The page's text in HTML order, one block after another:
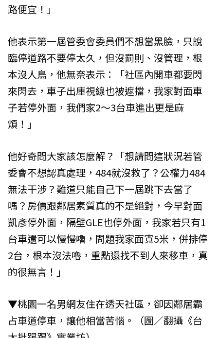
路便宜！」
他表示第一屆管委會委員們不想當黑臉，只說
臨停道路不要停太久，但沒罰則、沒管理，根
本沒人鳥，他無奈表示：「社區內開車都要閃
來閃去，車子出庫視線也被遮擋，我家對面車
子若停外面，我們家2～3台車進出更是麻
煩！」
他好奇問大家該怎麼解？「想請問這狀況若管
委會不想認真處理，484就沒救了？公權力484
無法干涉？難道只能自己下一屆跳下去當了
嗎？房價跟鄰居素質真的不是絕對，今早對面
凱彥停外面，隔壁GLE也停外面，我家若只有1
台車還可以慢慢嚕，問題我家面寬5米，併排停
2台，根本沒法嚕，重點還找不到人來移車，真
的很無言！」
▼桃園一名男網友住在透天社區，卻因鄰居霸
占車道停車，讓他相當苦惱。（圖／翻攝《台